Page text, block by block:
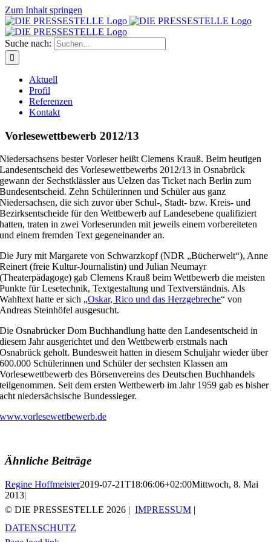
Zum Inhalt springen
Suche nach:
Aktuell
Profil
Referenzen
Kontakt
Vorlesewettbewerb 2012/13
Niedersachsens bester Vorleser heißt Clemens Krauß. Beim heutigen
Landesentscheid des Vorlesewettbewerbs 2012/13 in Osnabrück
gewann der Sechstklässler aus Uelzen das Ticket nach Berlin zum
Bundesentscheid. Zehn Schülerinnen und Schüler aus ganz
Niedersachsen, die sich zuvor über Schul-, Stadt- bzw. Kreis- und
Bezirksentscheide für den Wettbewerb auf Landesebene qualifiziert
hatten, traten in zwei Vorleserunden mit jeweils einem vorbereiteten
und einem fremden Text gegeneinander an.
Die Jury mit Margarete von Schwarzkopf (NDR „Bücherwelt“), Anne
Reinert (freie Kultur-Journalistin) und Julian Neumayr
(Theaterpädagoge) gab Clemens Krauß beim Wettbewerb die meisten
Punkte für Lesetechnik, Textgestaltung und Textverständnis. Als
Wahltext hatte er sich „Oskar, Rico und das Herzgebreche“ von
Andreas Steinhöfel ausgesucht.
Die Osnabrücker Dom Buchhandlung hatte den Landesentscheid in
diesem Jahr ausgerichtet und den Wettbewerb erstmals nach
Osnabrück geholt. Bundesweit hatten in diesem Schuljahr wieder über
600.000 Schülerinnen und Schüler der sechsten Klassen am
Vorlesewettbewerb des Börsenvereins des Deutschen Buchhandels
teilgenommen. Seit dem ersten Wettbewerb im Jahr 1959 gab es bisher
acht niedersächsische Bundessieger.
www.vorlesewettbewerb.de
Ähnliche Beiträge
Regine Hoffmeister2019-07-21T18:06:06+02:00Mittwoch, 8. Mai
2013|
© DIE PRESSESTELLE 2026 | IMPRESSUM |
DATENSCHUTZ